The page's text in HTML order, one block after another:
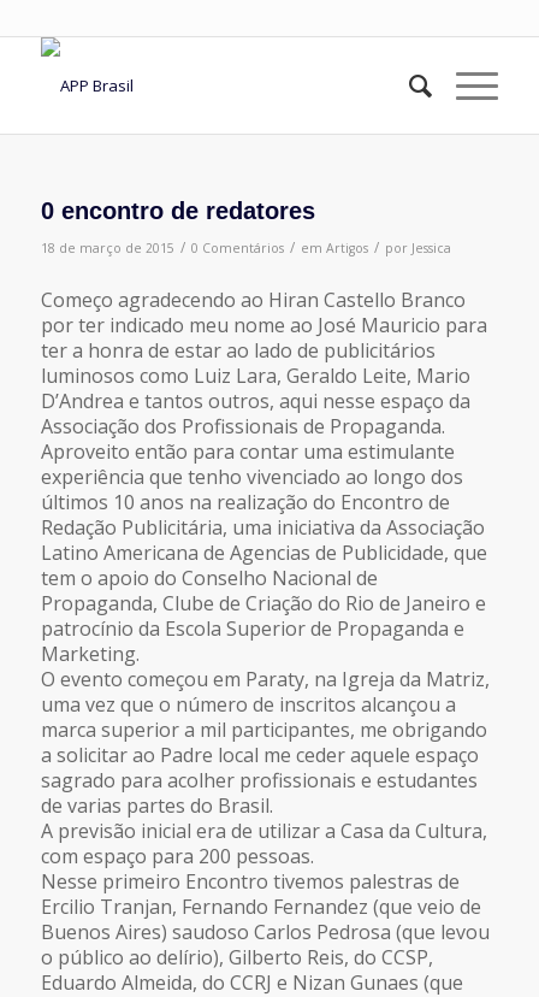
0 encontro de redatores
18 de março de 2015 / 0 Comentários / em Artigos / por Jessica
Começo agradecendo ao Hiran Castello Branco
por ter indicado meu nome ao José Mauricio para
ter a honra de estar ao lado de publicitários
luminosos como Luiz Lara, Geraldo Leite, Mario
D’Andrea e tantos outros, aqui nesse espaço da
Associação dos Profissionais de Propaganda.
Aproveito então para contar uma estimulante
experiência que tenho vivenciado ao longo dos
últimos 10 anos na realização do Encontro de
Redação Publicitária, uma iniciativa da Associação
Latino Americana de Agencias de Publicidade, que
tem o apoio do Conselho Nacional de
Propaganda, Clube de Criação do Rio de Janeiro e
patrocínio da Escola Superior de Propaganda e
Marketing.
O evento começou em Paraty, na Igreja da Matriz,
uma vez que o número de inscritos alcançou a
marca superior a mil participantes, me obrigando
a solicitar ao Padre local me ceder aquele espaço
sagrado para acolher profissionais e estudantes
de varias partes do Brasil.
A previsão inicial era de utilizar a Casa da Cultura,
com espaço para 200 pessoas.
Nesse primeiro Encontro tivemos palestras de
Ercilio Tranjan, Fernando Fernandez (que veio de
Buenos Aires) saudoso Carlos Pedrosa (que levou
o público ao delírio), Gilberto Reis, do CCSP,
Eduardo Almeida, do CCRJ e Nizan Gunaes (que